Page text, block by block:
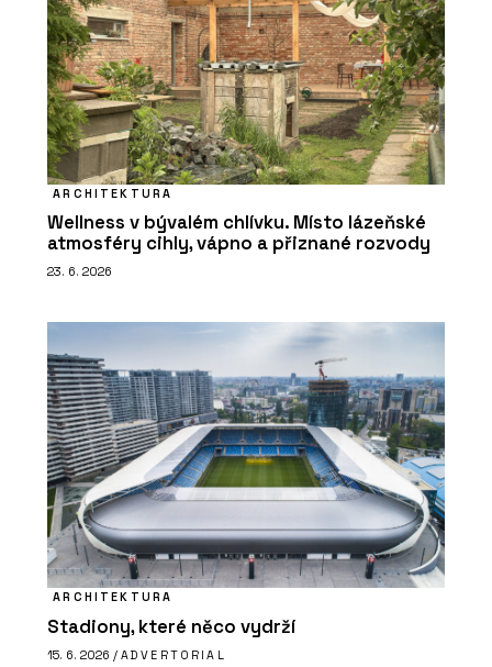
ARCHITEKTURA
Wellness v bývalém chlívku. Místo lázeňské
atmosféry cihly, vápno a přiznané rozvody
23. 6. 2026
ARCHITEKTURA
Stadiony, které něco vydrží
15. 6. 2026 / ADVERTORIAL